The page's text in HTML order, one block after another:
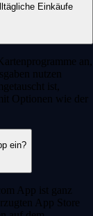
Einkäufe
an,
nutzen
ist,
Optionen wie der
ein?
App ist ganz
App Store